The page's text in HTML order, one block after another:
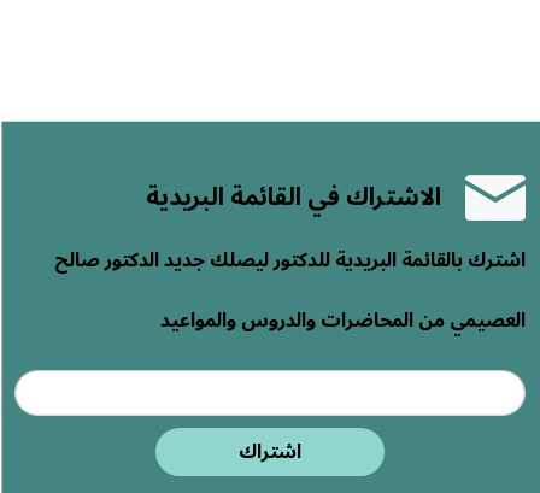
الاشتراك في القائمة البريدية
اشترك بالقائمة البريدية للدكتور ليصلك جديد الدكتور صالح
العصيمي من المحاضرات والدروس والمواعيد
اشتراك